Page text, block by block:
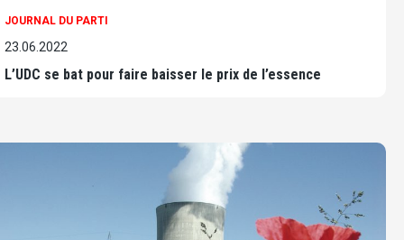
JOURNAL DU PARTI
23.06.2022
L’UDC se bat pour faire baisser le prix de l’essence